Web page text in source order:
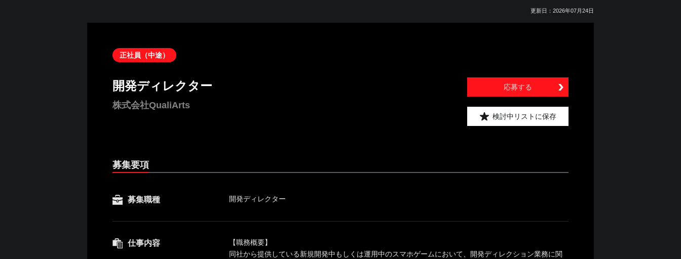
更新日：2026年07月24日
正社員（中途）
開発ディレクター
株式会社QualiArts
応募する
検討中リストに保存
募集要項
募集職種 開発ディレクター
仕事内容
【職務概要】
同社から提供している新規開発中もしくは運用中のスマホゲームにおいて、開発ディレクション業務に関